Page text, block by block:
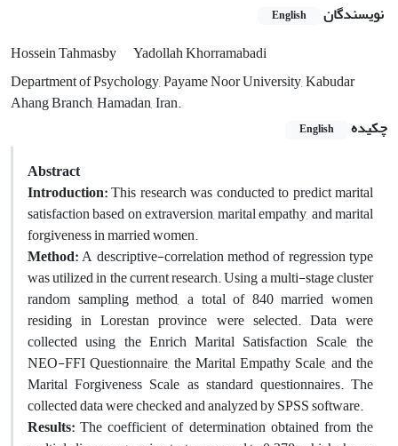
نویسندگان English
Hossein Tahmasby
Yadollah Khorramabadi
Department of Psychology, Payame Noor University, Kabudar
Ahang Branch, Hamadan, Iran.
چکیده
English
Abstract
Introduction:This research was conducted to predict marital
satisfaction based on extraversion, marital empathy, and marital
forgiveness in married women.
Method:A descriptive-correlation method of regression type
was utilized in the current research. Using a multi-stage cluster
random sampling method, a total of 840 married women
residing in Lorestan province were selected. Data were
collected using the Enrich Marital Satisfaction Scale, the
NEO-FFI Questionnaire, the Marital Empathy Scale, and the
Marital Forgiveness Scale as standard questionnaires. The
collected data were checked and analyzed by SPSS software.
Results: The coefficient of determination obtained from the